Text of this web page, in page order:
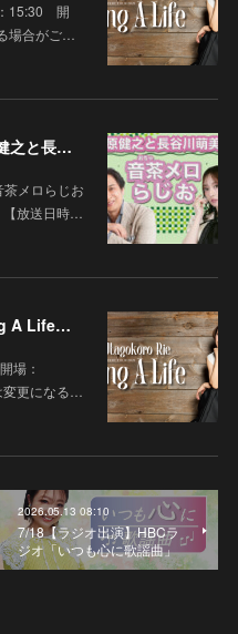
15:30 開
場合がご…
8/15～8/26【ラジオ出演】『松原健之と長谷川萌美の 音茶メロらじお♪』
茶メロらじお
【放送日時…
11/15【ソロライブツアー】「Sing A Life」埼玉 ウェスタ川越 大ホール
場：
更になる…
2026.05.13 08:10
7/18【ラジオ出演】HBCラ
ジオ「いつも心に歌謡曲」